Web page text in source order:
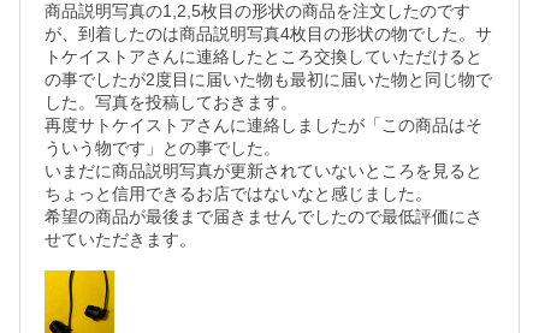
商品説明写真の1,2,5枚目の形状の商品を注文したのです
が、到着したのは商品説明写真4枚目の形状の物でした。サ
トケイストアさんに連絡したところ交換していただけると
の事でしたが2度目に届いた物も最初に届いた物と同じ物で
した。写真を投稿しておきます。
再度サトケイストアさんに連絡しましたが「この商品はそ
ういう物です」との事でした。
いまだに商品説明写真が更新されていないところを見ると
ちょっと信用できるお店ではないなと感じました。
希望の商品が最後まで届きませんでしたので最低評価にさ
せていただきます。